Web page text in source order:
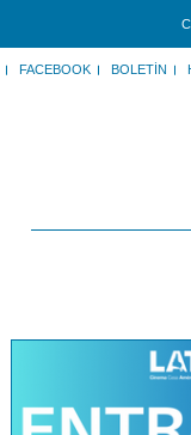
FACEBOOK BOLETÍN